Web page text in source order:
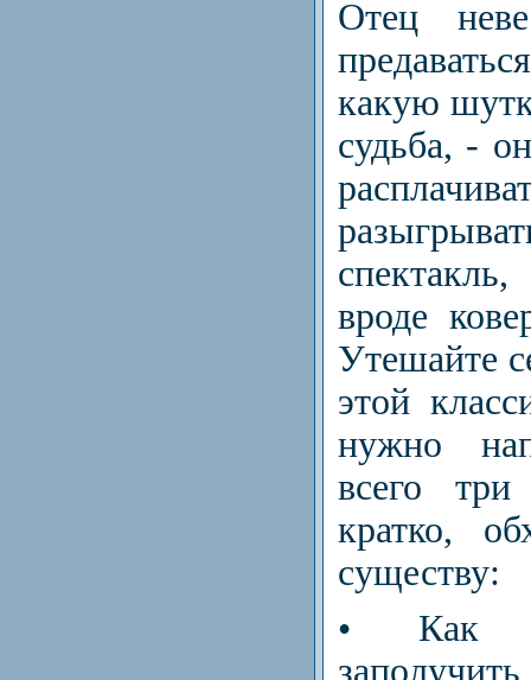
Отец
какую
судьба, -
вроде
Утешайте
этой
нужно
всего
кратко,
существу:
• Как